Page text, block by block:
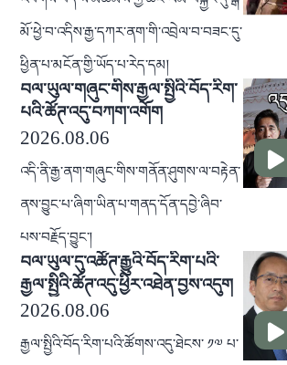
མོ་ཕྱེ་བ་འདིས་རྒྱ་དཀར་ནག་གི་འབྲེལ་བ་བཟང་དུ་
ཕྱིན་པ་མངོན་གྱི་ཡོད་པ་རེད་དམ།
བལ་ཡུལ་གཞུང་གིས་རྒྱལ་སྤྱིའི་བོད་རིག་
པའི་ཚོཊ་འདུ་བཀག་འགོག
2026.08.06
འདི་ནི་རྒྱ་ནག་གཞུང་གིས་གནོན་ཤུགས་ལ་བརྟེན་
ནས་བྱུང་པ་ཞིག་ཡིན་པ་གནད་དོན་དབྱེ་ཞིབ་
པས་བརྗོད་བྱུང་།
བལ་ཡུལ་དུ་འཚོཊ་རྒྱུའི་བོད་རིག་པའི་
རྒྱལ་སྤྱིའི་ཚོཊ་འདུ་ཕྱིར་འཐེན་བྱས་འདུག
2026.08.06
རྒྱལ་སྤྱིའི་བོད་རིག་པའི་ཚོགས་འདུ་ཐེངས་ ༡༧ པ་